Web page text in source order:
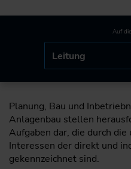
Auf
Leitung
Planung, Bau und
Anlagenbau stellen
Aufgaben dar, die durch
Interessen der direkt und
gekennzeichnet sind.